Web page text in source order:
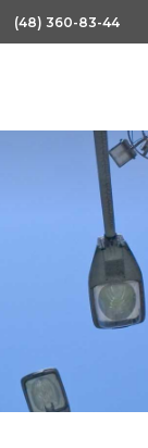
(48) 360-83-44